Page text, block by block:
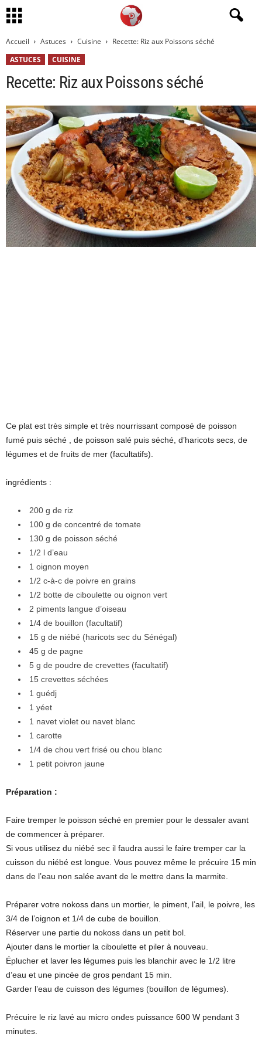
Accueil Astuces Cuisine
Recette: Riz aux Poissons séché
ASTUCES
CUISINE
Recette: Riz aux Poissons séché
Ce plat est très simple et très nourrissant composé de poisson
fumé puis séché , de poisson salé puis séché, d’haricots secs, de
légumes et de fruits de mer (facultatifs).
ingrédients :
200 g de riz
100 g de concentré de tomate
130 g de poisson séché
1/2 l d’eau
1 oignon moyen
1/2 c-à-c de poivre en grains
1/2 botte de ciboulette ou oignon vert
2 piments langue d’oiseau
1/4 de bouillon (facultatif)
15 g de niébé (haricots sec du Sénégal)
45 g de pagne
5 g de poudre de crevettes (facultatif)
15 crevettes séchées
1 guédj
1 yéet
1 navet violet ou navet blanc
1 carotte
1/4 de chou vert frisé ou chou blanc
1 petit poivron jaune
Préparation :
Faire tremper le poisson séché en premier pour le dessaler avant
de commencer à préparer.
Si vous utilisez du niébé sec il faudra aussi le faire tremper car la
cuisson du niébé est longue. Vous pouvez même le précuire 15 min
dans de l’eau non salée avant de le mettre dans la marmite.
Préparer votre nokoss dans un mortier, le piment, l’ail, le poivre, les
3/4 de l’oignon et 1/4 de cube de bouillon.
Réserver une partie du nokoss dans un petit bol.
Ajouter dans le mortier la ciboulette et piler à nouveau.
Éplucher et laver les légumes puis les blanchir avec le 1/2 litre
d’eau et une pincée de gros pendant 15 min.
Garder l’eau de cuisson des légumes (bouillon de légumes).
Précuire le riz lavé au micro ondes puissance 600 W pendant 3
minutes.